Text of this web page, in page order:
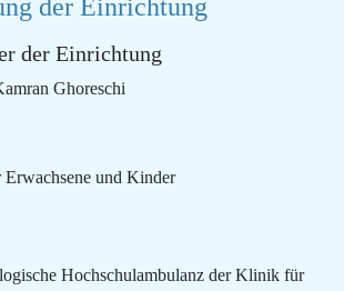
der Einrichtung
der Einrichtung
Ghoreschi
und Kinder
Hochschulambulanz der Klinik für